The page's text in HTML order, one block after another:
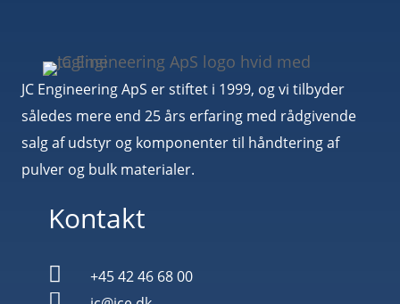
JC Engineering ApS er stiftet i 1999, og vi tilbyder
således mere end 25 års erfaring med rådgivende
salg af udstyr og komponenter til håndtering af
pulver og bulk materialer.
Kontakt
 +45 42 46 68 00